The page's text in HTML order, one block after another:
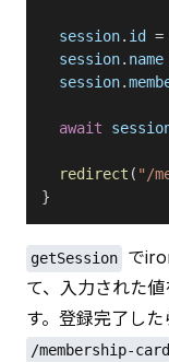
  session
. id =
  session
. name
  session
.
  await
  redirect
( "/
}
getSession
で
て、入力された
す。登録完了し
/membership-card